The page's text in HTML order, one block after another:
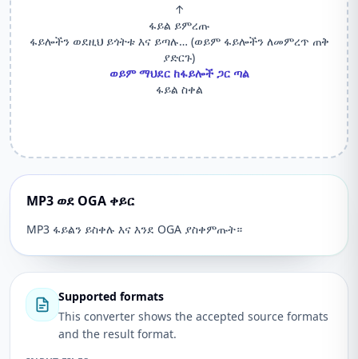
↑
ፋይል ይምረጡ
ፋይሎችን ወደዚህ ይጎትቱ እና ይጣሉ… (ወይም ፋይሎችን ለመምረጥ ጠቅ
ያድርጉ)
ወይም ማህደር ከፋይሎች ጋር ጣል
ፋይል ስቀል
MP3 ወደ OGA ቀይር
MP3 ፋይልን ይስቀሉ እና እንደ OGA ያስቀምጡት።
Supported formats
This converter shows the accepted source formats
and the result format.